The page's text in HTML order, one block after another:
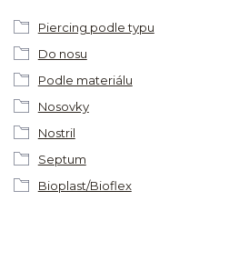
Piercing podle typu
Do nosu
Podle materiálu
Nosovky
Nostril
Septum
Bioplast/Bioflex